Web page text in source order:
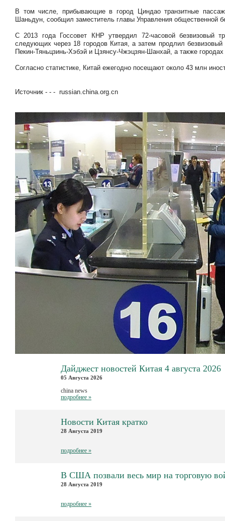
В том числе, прибывающие в город Циндао транзитные
Шаньдун, сообщил заместитель главы Управления общественной
С 2013 года Госсовет КНР утвердил 72-часовой безвизовый
следующих через 18 городов Китая, а затем продлил
Пекин-Тяньцзинь-Хэбэй и Цзянсу-Чжэцзян-Шанхай, а также
Согласно статистике, Китай ежегодно посещают около 43 млн
Источник - - - russian.china.org.cn
Дайджест новостей Китая 4 августа 2026
05 Августа 2026
china news
подробнее »
Новости Китая кратко
28 Августа 2019
подробнее »
В США позвали весь мир на торговую
28 Августа 2019
подробнее »